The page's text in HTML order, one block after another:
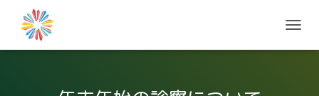
ビ